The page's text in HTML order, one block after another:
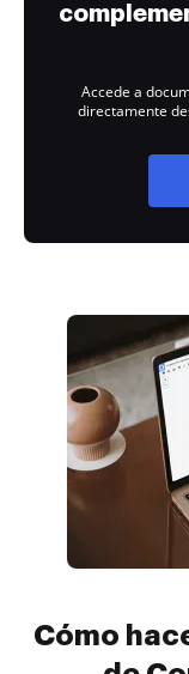
Accede a
directamente
Cómo